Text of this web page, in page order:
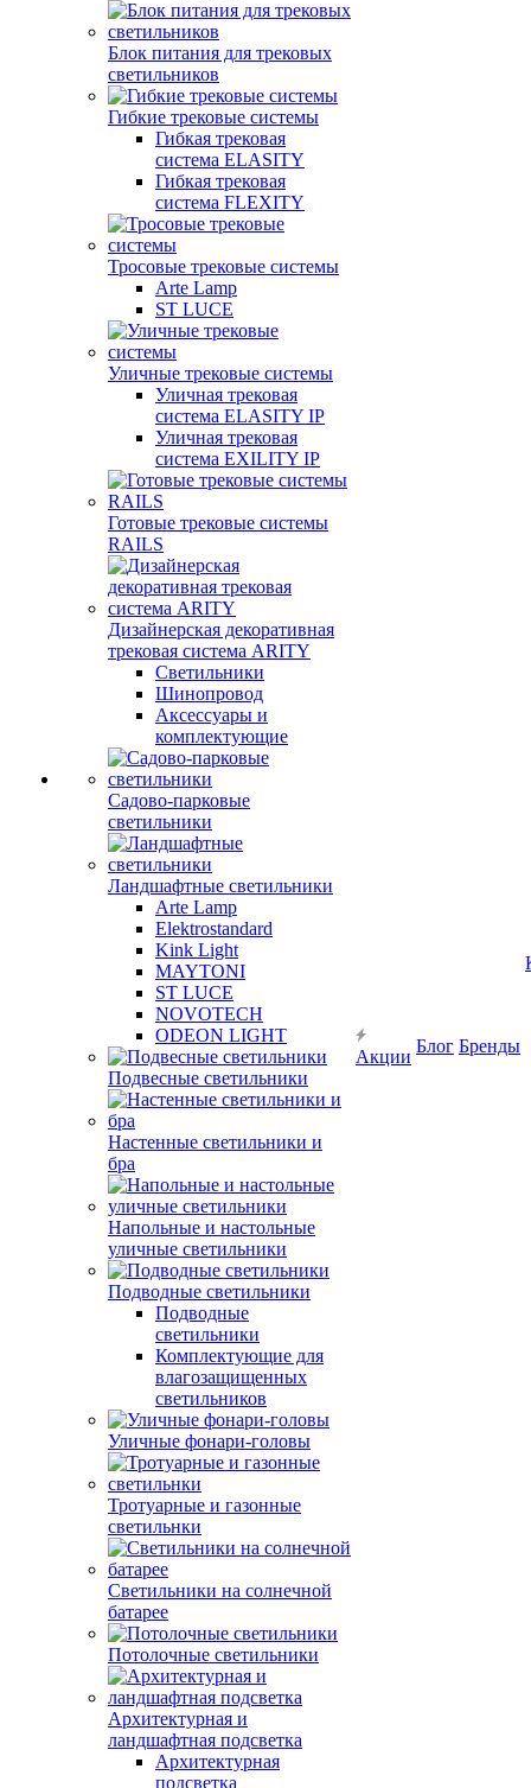
Блок питания для трековых
светильников
Гибкие трековые системы
Гибкая трековая
система ELASITY
Гибкая трековая
система FLEXITY
Тросовые трековые системы
Arte Lamp
ST LUCE
Уличные трековые системы
Уличная трековая
система ELASITY IP
Уличная трековая
система EXILITY IP
Готовые трековые системы
RAILS
Дизайнерская декоративная
трековая система ARITY
Светильники
Шинопровод
Аксессуары и
комплектующие
Садово-парковые
светильники
Ландшафтные светильники
Arte Lamp
Elektrostandard
Kink Light
MAYTONI
ST LUCE
NOVOTECH
ODEON LIGHT
Подвесные светильники
Настенные светильники и
бра
Напольные и настольные
уличные светильники
Подводные светильники
Подводные
светильники
Комплектующие для
влагозащищенных
светильников
Уличные фонари-головы
Тротуарные и газонные
светильнки
Светильники на солнечной
батарее
Потолочные светильники
Архитектурная и
ландшафтная подсветка
Архитектурная
подсветка
Акции
Блог Бренды